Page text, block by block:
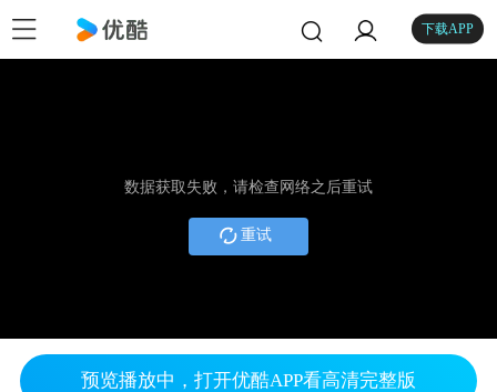
下载APP
数据获取失败，请检查网络之后重试
重试
预览播放中，打开优酷APP看高清完整版